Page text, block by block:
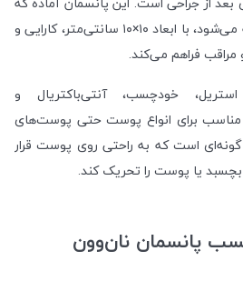
در بسته‌بندی ۵ عددی عرضه می‌شود، با ابعاد ۱۰×۱۰ سانتی‌متر، کارایی و
مراقب فراهم می‌کند.
خودچسب، آنتی‌باکتریال و
برای انواع پوست حتی پوست‌های
است که به راحتی روی پوست قرار
یا پوست را تحریک کند.
پانسمان نان‌وون